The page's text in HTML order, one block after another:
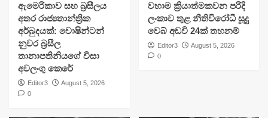
ඇමෙරිකාව සහ බ්‍රසීලය
අතර රාජ්‍යතාන්ත්‍රික
අර්බුදයක්: වොෂින්ටන්
නුවර බ්‍රසීල
තානාපතිනියගේ වීසා
අවලංගු කෙරේ
Editor3
August 5, 2026
0
වහාම ක්‍රියාත්මකවන පරිදි
ලංකාව තුළ නීතිවිරෝධී සූදු
වෙබ් අඩවි 24ක් තහනම්
Editor3
August 5, 2026
0